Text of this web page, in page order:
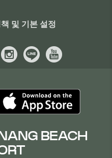
및 기본 설정
BEACH